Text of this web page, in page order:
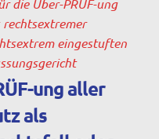
die Über-PRÜF-ung
eingestuften
ung aller
als